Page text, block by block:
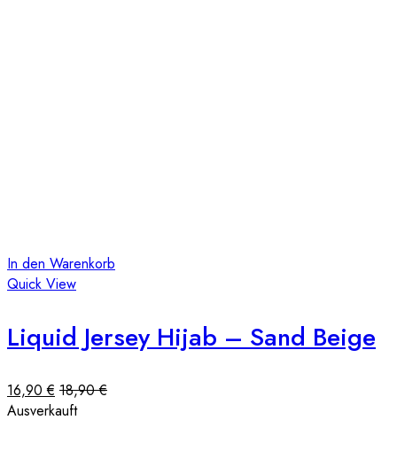
In den Warenkorb
Quick View
Liquid Jersey Hijab – Sand Beige
16,90€ 18,90€
Ausverkauft